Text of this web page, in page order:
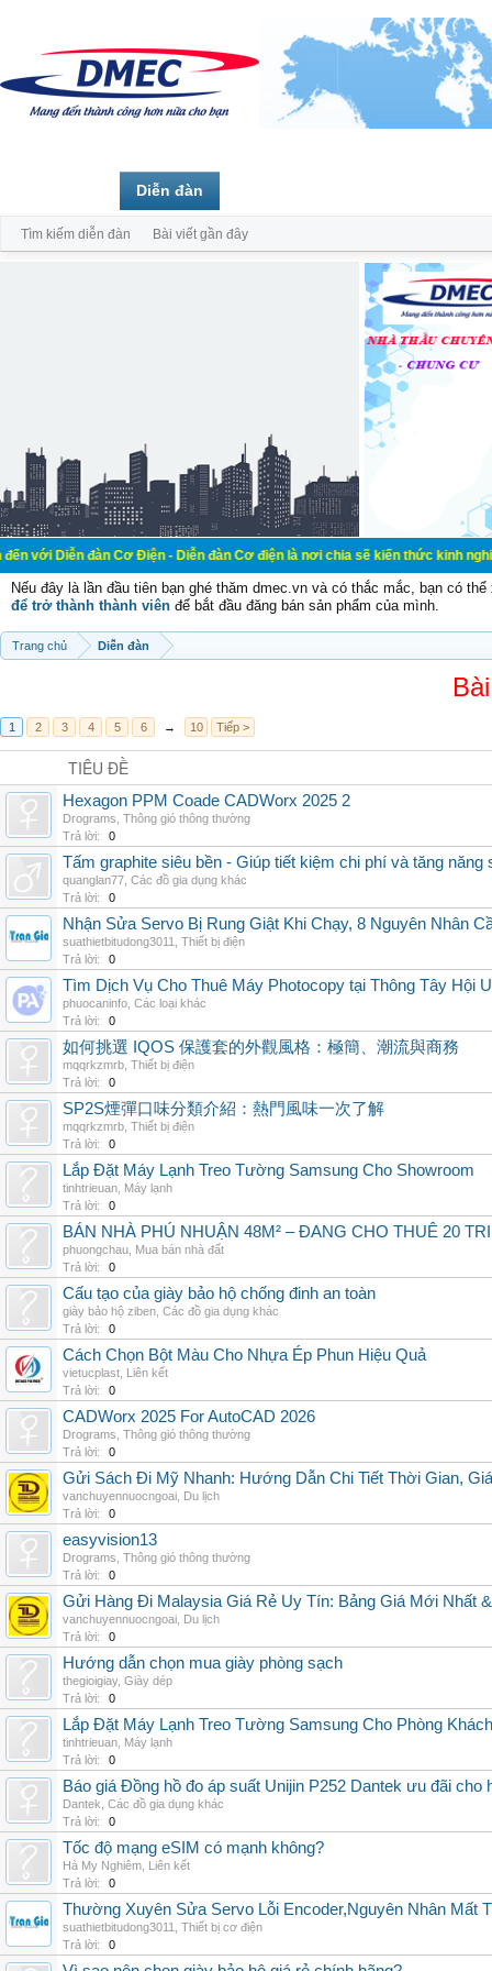
đàn Cơ Điện - Diễn đàn Cơ điện là nơi chia sẽ kiến thức kinh nghiệm
Nếu đây là lần đầu tiên bạn ghé thăm dmec.vn và có thắc mắc, bạn có
để trở thành thành viên để bắt đầu đăng bán sản phẩm của mình.
Trang chủ Diễn đàn
1 2 3 4 5 6 → 10 Tiếp >
TIÊU ĐỀ
Hexagon PPM Coade CADWorx 2025 2
Drograms Thông gió thông thường
Trả lời:
0
Tấm graphite siêu bền - Giúp tiết kiệm chi phí và tăng năng
quanglan77 Các đồ gia dụng khác
Trả lời:
0
Nhận Sửa Servo Bị Rung Giật Khi Chạy, 8 Nguyên Nhân
suathietbitudong3011
Thiết bị điện
Trả lời:
0
Tìm Dịch Vụ Cho Thuê Máy Photocopy tại Thông Tây Hội
phuocaninfo Các loại khác
Trả lời:
0
如何挑選 IQOS 保護套的外觀風格：極簡、潮流與商務
mqqrkzmrb Thiết bị điện
Trả lời:
0
SP2S煙彈口味分類介紹：熱門風味一次了解
mqqrkzmrb Thiết bị điện
Trả lời:
0
Lắp Đặt Máy Lạnh Treo Tường Samsung Cho Showroom
tinhtrieuan Máy lạnh
Trả lời:
0
BÁN NHÀ PHÚ NHUẬN 48M² – ĐANG CHO THUÊ 20
phuongchau Mua bán nhà đất
Trả lời:
0
Cấu tạo của giày bảo hộ chống đinh an toàn
giày bảo hộ ziben Các đồ gia dụng khác
Trả lời:
0
Cách Chọn Bột Màu Cho Nhựa Ép Phun Hiệu Quả
vietucplast Liên kết
Trả lời:
0
CADWorx 2025 For AutoCAD 2026
Drograms Thông gió thông thường
Trả lời:
0
Gửi Sách Đi Mỹ Nhanh: Hướng Dẫn Chi Tiết Thời Gian,
vanchuyennuocngoai Du lịch
Trả lời:
0
easyvision13
Drograms Thông gió thông thường
Trả lời:
0
Gửi Hàng Đi Malaysia Giá Rẻ Uy Tín: Bảng Giá Mới Nhất
vanchuyennuocngoai Du lịch
Trả lời:
0
Hướng dẫn chọn mua giày phòng sạch
thegioigiay, Giày dép
Trả lời:
0
Lắp Đặt Máy Lạnh Treo Tường Samsung Cho Phòng Khách
tinhtrieuan Máy lạnh
Trả lời:
0
Báo giá Đồng hồ đo áp suất Unijin P252 Dantek ưu đãi cho
Dantek Các đồ gia dụng khác
Trả lời:
0
Tốc độ mạng eSIM có mạnh không?
Hà My Nghiêm Liên kết
Trả lời:
0
Thường Xuyên Sửa Servo Lỗi Encoder,Nguyên Nhân Mất
suathietbitudong3011
Thiết bị cơ điện
Trả lời:
0
Diễn đàn
Tìm kiếm diễn đàn Bài viết gần đây